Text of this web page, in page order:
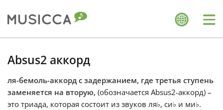
Български
Absus2 аккорд
ля-бемоль-аккорд с задержанием, где третья ступень
заменяется на вторую, (обозначается Absus2-аккорд) –
это триада, которая состоит из звуков ля♭, си♭ и ми♭.